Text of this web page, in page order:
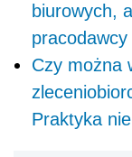
biurowych,
pracodawcy
Czy można
Praktyka